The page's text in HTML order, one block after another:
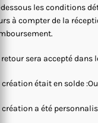
les conditions
à compter de la
retour sera accepté dans
création était en solde
création a été